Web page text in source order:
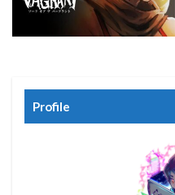
Profile